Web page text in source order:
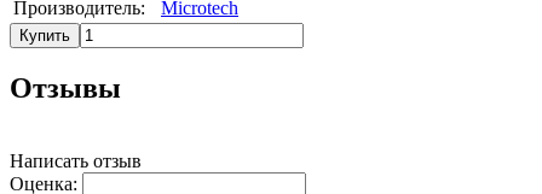
Производитель:
Microtech
Купить
Отзывы
Написать отзыв
Оценка: